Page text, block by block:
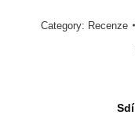
Category: Recenze